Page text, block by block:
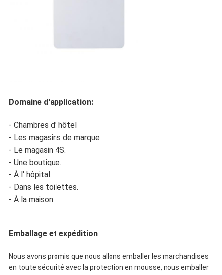
Domaine d'application:
- Chambres d' hôtel
- Les magasins de marque
- Le magasin 4S.
- Une boutique.
- À l' hôpital.
- Dans les toilettes.
- À la maison.
Emballage et expédition
Nous avons promis que nous allons emballer les marchandises
en toute sécurité avec la protection en mousse, nous emballer